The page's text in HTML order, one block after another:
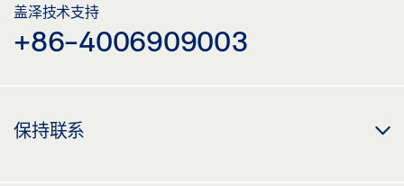
盖泽技术支持
+86-4006909003
保持联系